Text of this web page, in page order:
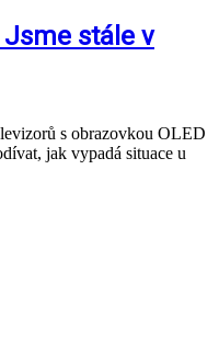
Jsme stále v
s obrazovkou OLED
jak vypadá situace u